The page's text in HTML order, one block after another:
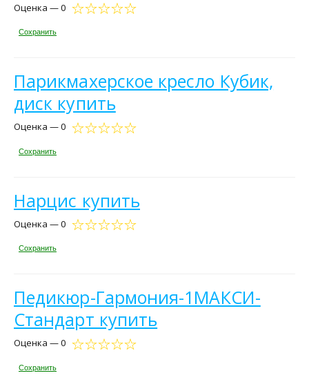
Оценка — 0
Сохранить
Парикмахерское кресло Кубик,
диск купить
Оценка — 0
Сохранить
Нарцис купить
Оценка — 0
Сохранить
Педикюр-Гармония-1МАКСИ-
Стандарт купить
Оценка — 0
Сохранить